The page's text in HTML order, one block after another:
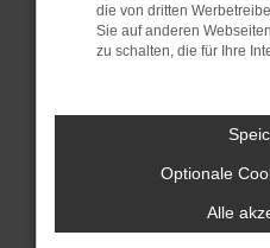
führen, dass
unterstützt werden.
hast, kontaktiere uns
uns diesen Text
Fehlersuche zu
die von dritten
Sie auf anderen
zu schalten, die für Ihre
Optionale
Alle